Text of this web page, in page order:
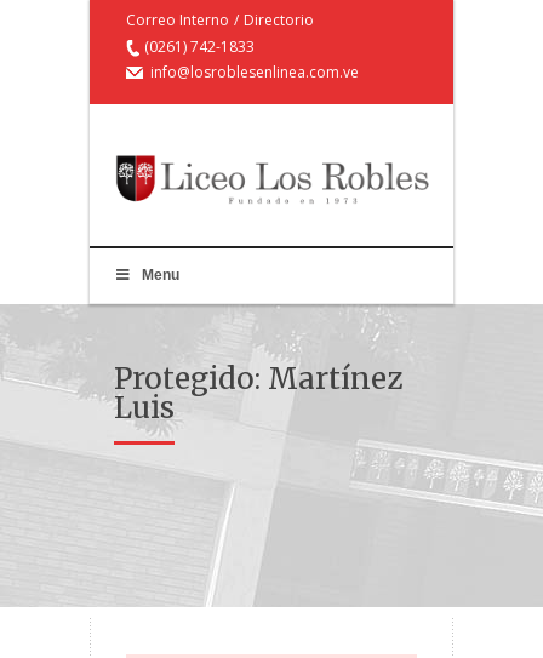
Correo Interno / Directorio
(0261) 742-1833
info@losroblesenlinea.com.ve
Menu
Protegido: Martínez
Luis